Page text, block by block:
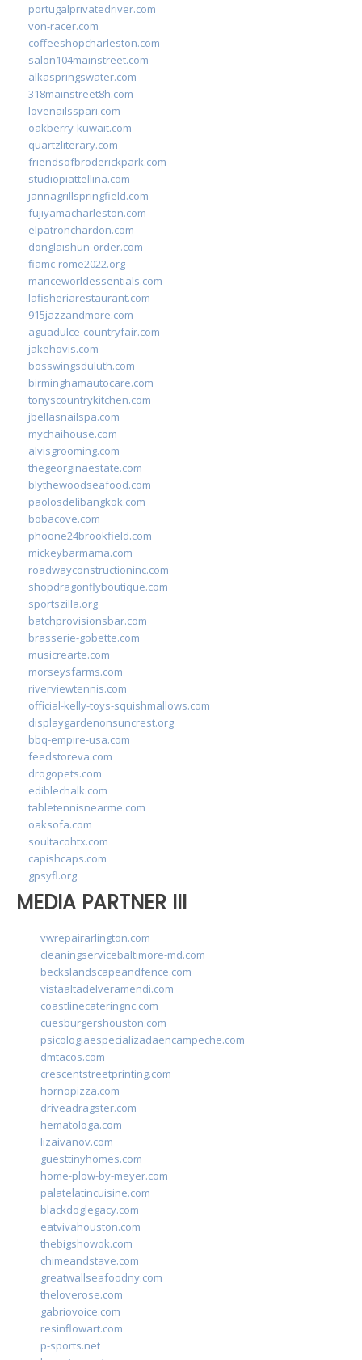
portugalprivatedriver.com
von-racer.com
coffeeshopcharleston.com
salon104mainstreet.com
alkaspringswater.com
318mainstreet8h.com
lovenailsspari.com
oakberry-kuwait.com
quartzliterary.com
friendsofbroderickpark.com
studiopiattellina.com
jannagrillspringfield.com
fujiyamacharleston.com
elpatronchardon.com
donglaishun-order.com
fiamc-rome2022.org
mariceworldessentials.com
lafisheriarestaurant.com
915jazzandmore.com
aguadulce-countryfair.com
jakehovis.com
bosswingsduluth.com
birminghamautocare.com
tonyscountrykitchen.com
jbellasnailspa.com
mychaihouse.com
alvisgrooming.com
thegeorginaestate.com
blythewoodseafood.com
paolosdelibangkok.com
bobacove.com
phoone24brookfield.com
mickeybarmama.com
roadwayconstructioninc.com
shopdragonflyboutique.com
sportszilla.org
batchprovisionsbar.com
brasserie-gobette.com
musicrearte.com
morseysfarms.com
riverviewtennis.com
official-kelly-toys-squishmallows.com
displaygardenonsuncrest.org
bbq-empire-usa.com
feedstoreva.com
drogopets.com
ediblechalk.com
tabletennisnearme.com
oaksofa.com
soultacohtx.com
capishcaps.com
gpsyfl.org
MEDIA PARTNER III
vwrepairarlington.com
cleaningservicebaltimore-md.com
beckslandscapeandfence.com
vistaaltadelveramendi.com
coastlinecateringnc.com
cuesburgershouston.com
psicologiaespecializadaencampeche.com
dmtacos.com
crescentstreetprinting.com
hornopizza.com
driveadragster.com
hematologa.com
lizaivanov.com
guesttinyhomes.com
home-plow-by-meyer.com
palatelatincuisine.com
blackdoglegacy.com
eatvivahouston.com
thebigshowok.com
chimeandstave.com
greatwallseafoodny.com
theloverose.com
gabriovoice.com
resinflowart.com
p-sports.net